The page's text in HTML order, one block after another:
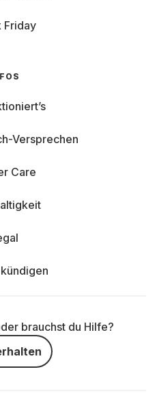
Friday
Versprechen
Care
brauchst du Hilfe?